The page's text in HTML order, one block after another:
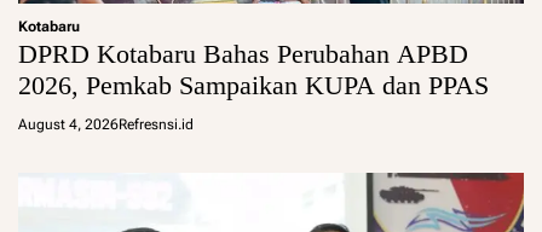
Kotabaru
DPRD Kotabaru Bahas Perubahan APBD
2026, Pemkab Sampaikan KUPA dan PPAS
August 4, 2026Refresnsi.id